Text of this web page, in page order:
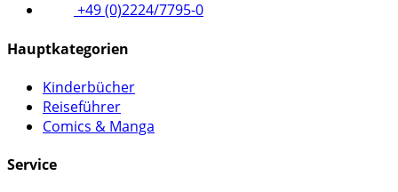
+49 (0)2224/7795-0
Hauptkategorien
Kinderbücher
Reiseführer
Comics & Manga
Service